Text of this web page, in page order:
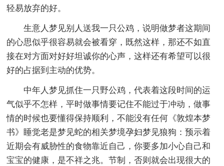
轻易放弃的好。
生意人梦见别人送我一只公鸡，说明做梦者这期间
的心思似乎很容易就会被看穿，既然这样，那还不如直
接在对方面对好好坦诚你的心声，这样还有希望可以很
好的占据到主动的优势。
中年人梦见抓住一只野公鸡，代表着这段时间的运
气似乎不怎样，平时做事情要记住不能过于冲动，做事
情的时候也要懂得保持顺利，不能没有任何《敦煌本梦
书》睡觉老是梦见蛇的相关梦境孕妇梦见狼狗：预示着
近期会有威胁性的食物靠近自己，你要多加小心自己和
宝宝的健康，是不祥之兆。节制，否则就会出现很大的